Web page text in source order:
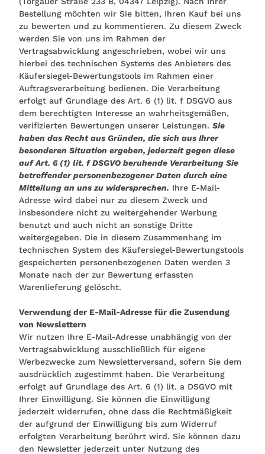
Bestellung möchten wir Sie bitten, Ihren Kauf bei uns
zu bewerten und zu kommentieren. Zu diesem Zweck
werden Sie von uns im Rahmen der
Vertragsabwicklung angeschrieben, wobei wir uns
hierbei des technischen Systems des Anbieters des
Käufersiegel-Bewertungstools im Rahmen einer
Auftragsverarbeitung bedienen. Die Verarbeitung
erfolgt auf Grundlage des Art. 6 (1) lit. f DSGVO aus
dem berechtigten Interesse an wahrheitsgemäßen,
verifizierten Bewertungen unserer Leistungen. Sie
haben das Recht aus Gründen, die sich aus Ihrer
besonderen Situation ergeben, jederzeit gegen diese
auf Art. 6 (1) lit. f DSGVO beruhende Verarbeitung Sie
betreffender personenbezogener Daten durch eine
Mitteilung an uns zu widersprechen. Ihre E-Mail-
Adresse wird dabei nur zu diesem Zweck und
insbesondere nicht zu weitergehender Werbung
benutzt und auch nicht an sonstige Dritte
weitergegeben. Die in diesem Zusammenhang im
technischen System des Käufersiegel-Bewertungstools
gespeicherten personenbezogenen Daten werden 3
Monate nach der zur Bewertung erfassten
Warenlieferung gelöscht.
Verwendung der E-Mail-Adresse für die Zusendung
von Newslettern
Wir nutzen Ihre E-Mail-Adresse unabhängig von der
Vertragsabwicklung ausschließlich für eigene
Werbezwecke zum Newsletterversand, sofern Sie dem
ausdrücklich zugestimmt haben. Die Verarbeitung
erfolgt auf Grundlage des Art. 6 (1) lit. a DSGVO mit
Ihrer Einwilligung. Sie können die Einwilligung
jederzeit widerrufen, ohne dass die Rechtmäßigkeit
der aufgrund der Einwilligung bis zum Widerruf
erfolgten Verarbeitung berührt wird. Sie können dazu
den Newsletter jederzeit unter Nutzung des